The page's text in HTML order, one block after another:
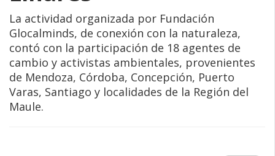
La actividad organizada por Fundación
Glocalminds, de conexión con la naturaleza,
contó con la participación de 18 agentes de
cambio y activistas ambientales, provenientes
de Mendoza, Córdoba, Concepción, Puerto
Varas, Santiago y localidades de la Región del
Maule.